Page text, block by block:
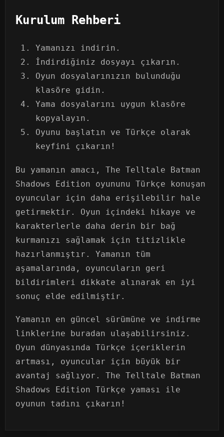
Kurulum Rehberi
Yamanızı indirin.
İndirdiğiniz dosyayı çıkarın.
Oyun dosyalarınızın bulunduğu
klasöre gidin.
Yama dosyalarını uygun klasöre
kopyalayın.
Oyunu başlatın ve Türkçe olarak
keyfini çıkarın!
Bu yamanın amacı, The Telltale Batman
Shadows Edition oyununu Türkçe konuşan
oyuncular için daha erişilebilir hale
getirmektir. Oyun içindeki hikaye ve
karakterlerle daha derin bir bağ
kurmanızı sağlamak için titizlikle
hazırlanmıştır. Yamanın tüm
aşamalarında, oyuncuların geri
bildirimleri dikkate alınarak en iyi
sonuç elde edilmiştir.
Yamanın en güncel sürümüne ve indirme
linklerine buradan ulaşabilirsiniz.
Oyun dünyasında Türkçe içeriklerin
artması, oyuncular için büyük bir
avantaj sağlıyor. The Telltale Batman
Shadows Edition Türkçe yaması ile
oyunun tadını çıkarın!